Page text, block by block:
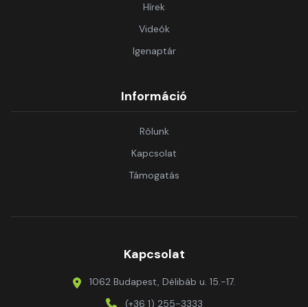
Hírek
Videók
Igenaptár
Információ
Rólunk
Kapcsolat
Támogatás
Kapcsolat
1062 Budapest, Délibáb u. 15.-17.
(+36 1) 255-3333